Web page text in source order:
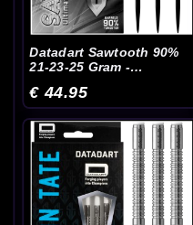
Datadart Sawtooth 90%
21-23-25 Gram -
€ 44.95